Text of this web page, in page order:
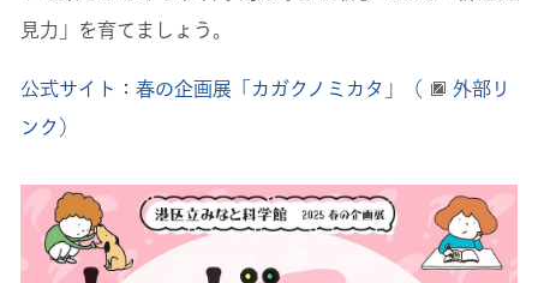
見力」を育てましょう。
公式サイト：春の企画展「カガクノミカタ」（
外部リ
ンク）